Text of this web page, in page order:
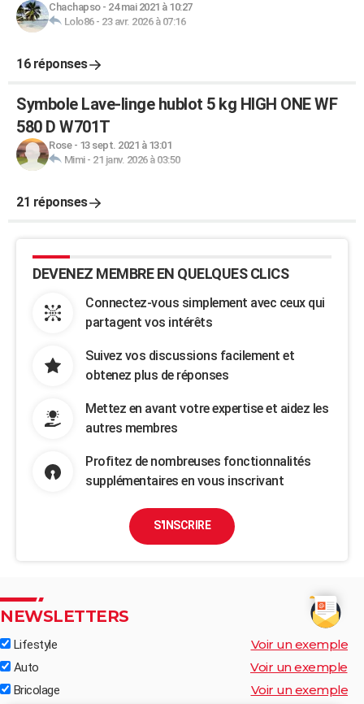
Chachapso- 24 mai 2021 à 10:27
Lolo86- 23 avr. 2026 à 07:16
16 réponses
Symbole Lave-linge hublot 5 kg HIGH ONE WF
580 D W701T
Rose- 13 sept. 2021 à 13:01
Mimi- 21 janv. 2026 à 03:50
21 réponses
DEVENEZ MEMBRE EN QUELQUES CLICS
Connectez-vous simplement avec ceux qui
partagent vos intérêts
Suivez vos discussions facilement et
obtenez plus de réponses
Mettez en avant votre expertise et aidez les
autres membres
Profitez de nombreuses fonctionnalités
supplémentaires en vous inscrivant
S'INSCRIRE
NEWSLETTERS
Lifestyle Voir un exemple
Auto Voir un exemple
Bricolage Voir un exemple